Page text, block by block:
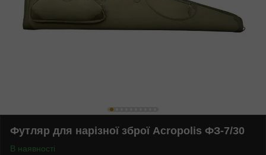
Футляр для нарізної зброї Acropolis ФЗ-7/30
В наявності